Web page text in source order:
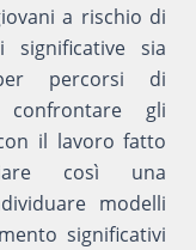
a rischio di
significative sia
percorsi di
confrontare gli
il lavoro fatto
così una
modelli
significativi